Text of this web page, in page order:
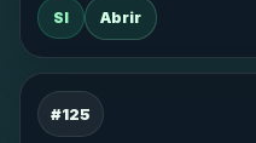
SI Abrir
#125